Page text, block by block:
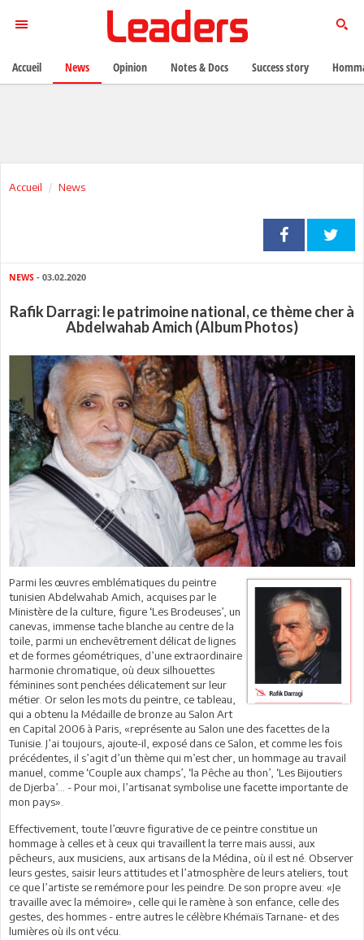
Accueil News
NEWS - 03.02.2020
Rafik Darragi: le patrimoine national, ce thème cher à
Abdelwahab Amich (Album Photos)
Parmi les œuvres emblématiques du peintre
tunisien Abdelwahab Amich, acquises par le
Ministère de la culture, figure ‘Les Brodeuses’, un
canevas, immense tache blanche au centre de la
toile, parmi un enchevêtrement délicat de lignes
et de formes géométriques, d’une extraordinaire
harmonie chromatique, où deux silhouettes
féminines sont penchées délicatement sur leur
métier. Or selon les mots du peintre, ce tableau,
qui a obtenu la Médaille de bronze au Salon Art
en Capital 2006 à Paris, «représente au Salon une des facettes de la
Tunisie. J’ai toujours, ajoute-il, exposé dans ce Salon, et comme les fois
précédentes, il s’agit d’un thème qui m’est cher, un hommage au travail
manuel, comme ‘Couple aux champs’, ‘la Pêche au thon’, ‘Les Bijoutiers
de Djerba’… - Pour moi, l’artisanat symbolise une facette importante de
mon pays».
Effectivement, toute l’œuvre figurative de ce peintre constitue un
hommage à celles et à ceux qui travaillent la terre mais aussi, aux
pêcheurs, aux musiciens, aux artisans de la Médina, où il est né. Observer
leurs gestes, saisir leurs attitudes et l’atmosphère de leurs ateliers, tout
ce que l’artiste se remémore pour les peindre. De son propre aveu: «Je
travaille avec la mémoire», celle qui le ramène à son enfance, celle des
gestes, des hommes - entre autres le célèbre Khémaïs Tarnane- et des
lumières où ils ont vécu.
Accueil News Opinion Notes & Docs Success story